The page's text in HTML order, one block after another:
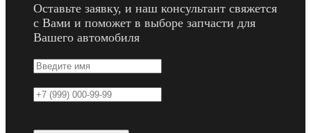
Оставьте заявку, и наш консультант свяжется
с Вами и поможет в выборе запчасти для
Вашего автомобиля